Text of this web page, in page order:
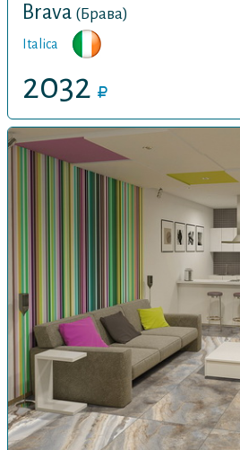
Brava (Брава)
Italica
2032